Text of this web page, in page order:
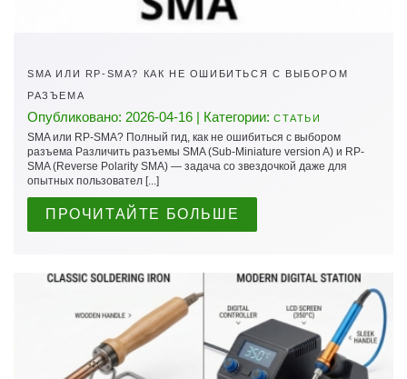
SMA ИЛИ RP-SMA? КАК НЕ ОШИБИТЬСЯ С ВЫБОРОМ
РАЗЪЕМА
Опубликовано: 2026-04-16 | Категории: СТАТЬИ
SMA или RP-SMA? Полный гид, как не ошибиться с выбором
разъема Различить разъемы SMA (Sub-Miniature version A) и RP-
SMA (Reverse Polarity SMA) — задача со звездочкой даже для
опытных пользовател [...]
ПРОЧИТАЙТЕ БОЛЬШЕ